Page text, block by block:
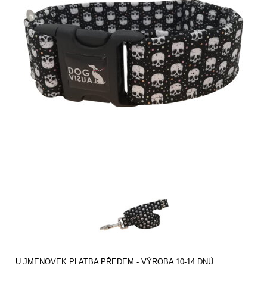
U JMENOVEK PLATBA PŘEDEM - VÝROBA 10-14 DNŮ